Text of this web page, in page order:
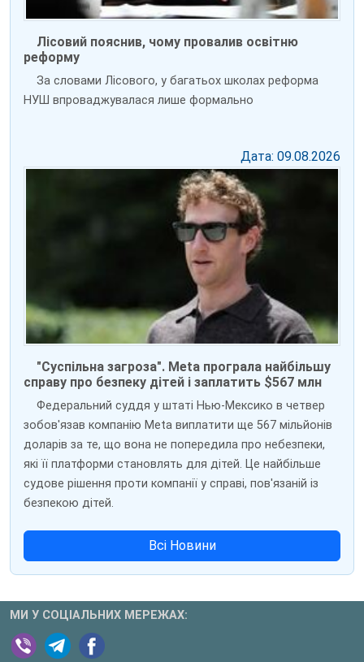
Лісовий пояснив, чому провалив освітню
реформу
За словами Лісового, у багатьох школах реформа
НУШ впроваджувалася лише формально
Дата: 09.08.2026
"Суспільна загроза". Meta програла найбільшу
справу про безпеку дітей і заплатить $567 млн
Федеральний суддя у штаті Нью-Мексико в четвер
зобов'язав компанію Meta виплатити ще 567 мільйонів
доларів за те, що вона не попередила про небезпеки,
які її платформи становлять для дітей. Це найбільше
судове рішення проти компанії у справі, пов'язаній із
безпекою дітей.
Всі Новини
МИ У СОЦІАЛЬНИХ МЕРЕЖАХ: